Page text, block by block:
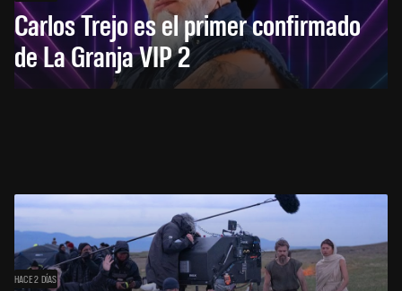
Carlos Trejo es el primer confirmado
de La Granja VIP 2
HACE 2 DÍAS